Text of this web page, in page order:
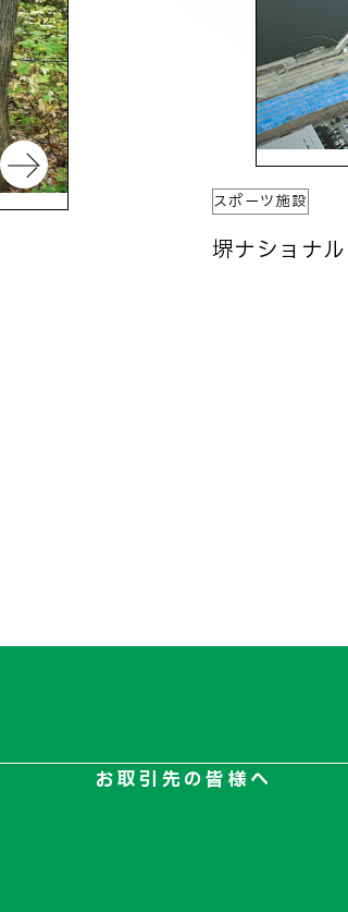
スポーツ施設
堺ナショナ
お取引先の皆様へ